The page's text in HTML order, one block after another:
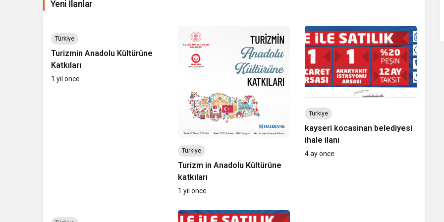
Yeni İlanlar
Türkiye
Turizmin Anadolu Kültürüne
Katkıları
1 yıl önce
Türkiye
Turizm in Anadolu Kültürüne
katkıları
1 yıl önce
Türkiye
kayseri kocasinan belediyesi
ihale ilanı
4 ay önce